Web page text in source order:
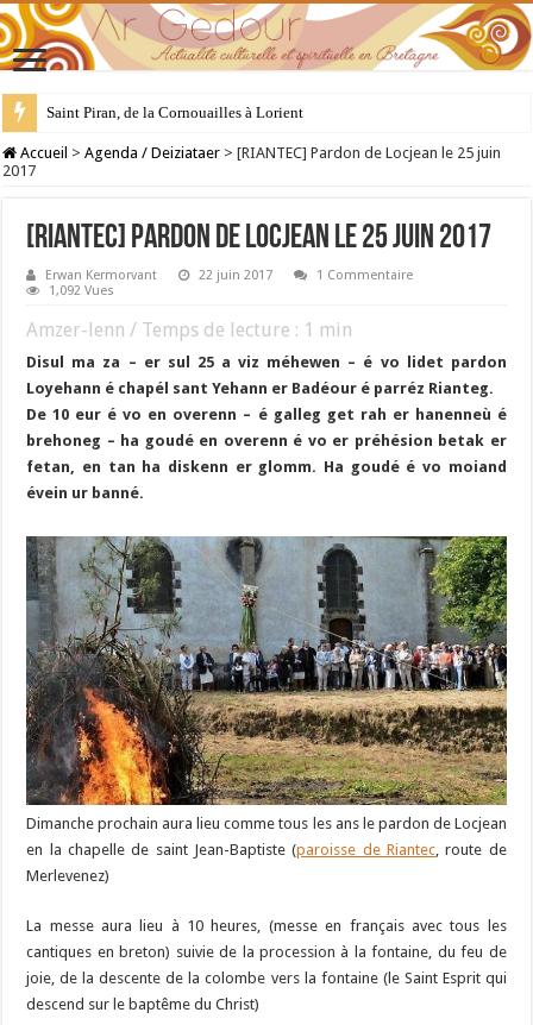
Saint Piran, de la Cornouailles à Lorient
28 juillet : Saint Samson de Dol, père de la Bretagne chrétienne
Accueil > Agenda / Deiziataer > [RIANTEC] Pardon de Locjean le 25 juin
2017
[RIANTEC] Pardon de Locjean le 25 juin 2017
Erwan Kermorvant 22 juin 2017
1 Commentaire
1,092 Vues
Amzer-lenn / Temps de lecture : 1 min
Disul ma za – er sul 25 a viz méhewen – é vo lidet pardon
Loyehann é chapél sant Yehann er Badéour é parréz Rianteg.
De 10 eur é vo en overenn – é galleg get rah er hanenneù é
brehoneg – ha goudé en overenn é vo er préhésion betak er
fetan, en tan ha diskenn er glomm. Ha goudé é vo moiand
évein ur banné.
Dimanche prochain aura lieu comme tous les ans le pardon de Locjean
en la chapelle de saint Jean-Baptiste (paroisse de Riantec , route de
Merlevenez)
La messe aura lieu à 10 heures, (messe en français avec tous les
cantiques en breton) suivie de la procession à la fontaine, du feu de
joie, de la descente de la colombe vers la fontaine (le Saint Esprit qui
descend sur le baptême du Christ)